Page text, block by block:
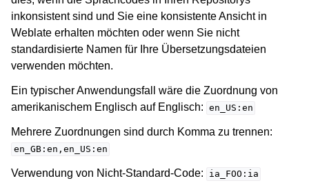
inkonsistent sind und Sie eine konsistente Ansicht in
Weblate erhalten möchten oder wenn Sie nicht
standardisierte Namen für Ihre Übersetzungsdateien
verwenden möchten.
Ein typischer Anwendungsfall wäre die Zuordnung von
amerikanischem Englisch auf Englisch: en_US:en
Mehrere Zuordnungen sind durch Komma zu trennen:
en_GB:en,en_US:en
Verwendung von Nicht-Standard-Code: ia_FOO:ia